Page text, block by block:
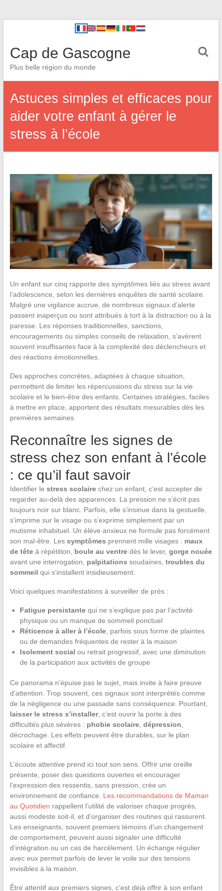
Cap de Gascogne
Plus belle région du monde
Astuces simples et efficaces pour
aider votre enfant à gérer le
stress à l’école
Un enfant sur cinq rapporte des symptômes liés au stress avant
l’adolescence, selon les dernières enquêtes de santé scolaire.
Malgré une vigilance accrue, de nombreux signaux d’alerte
passent inaperçus ou sont attribués à tort à la distraction ou à la
paresse. Les réponses traditionnelles, sanctions,
encouragements ou simples conseils de relaxation, s’avèrent
souvent insuffisantes face à la complexité des déclencheurs et
des réactions émotionnelles.
Des approches concrètes, adaptées à chaque situation,
permettent de limiter les répercussions du stress sur la vie
scolaire et le bien-être des enfants. Certaines stratégies, faciles
à mettre en place, apportent des résultats mesurables dès les
premières semaines.
Reconnaître les signes de
stress chez son enfant à l’école
: ce qu’il faut savoir
Identifier le stress scolairechez un enfant, c’est accepter de
regarder au-delà des apparences. La pression ne s’écrit pas
toujours noir sur blanc. Parfois, elle s’insinue dans la gestuelle,
s’imprime sur le visage ou s’exprime simplement par un
mutisme inhabituel. Un élève anxieux ne formule pas forcément
son mal-être. Les symptômes prennent mille visages : maux
de têteà répétition, boule au ventredès le lever, gorge nouée
avant une interrogation, palpitations soudaines, troubles du
sommeil qui s’installent insidieusement.
Voici quelques manifestations à surveiller de près :
Fatigue persistantequi ne s’explique pas par l’activité
physique ou un manque de sommeil ponctuel
Réticence à aller à l’école, parfois sous forme de plaintes
ou de demandes fréquentes de rester à la maison
Isolement social ou retrait progressif, avec une diminution
de la participation aux activités de groupe
Ce panorama n’épuise pas le sujet, mais invite à faire preuve
d’attention. Trop souvent, ces signaux sont interprétés comme
de la négligence ou une passade sans conséquence. Pourtant,
laisser le stress s’installer, c’est ouvrir la porte à des
difficultés plus sévères : phobie scolaire, dépression
décrochage. Les effets peuvent être durables, sur le plan
scolaire et affectif.
L’écoute attentive prend ici tout son sens. Offrir une oreille
présente, poser des questions ouvertes et encourager
l’expression des ressentis, sans pression, crée un
environnement de confiance. Les recommandations de Maman
au Quotidien rappellent l’utilité de valoriser chaque progrès,
aussi modeste soit-il, et d’organiser des routines qui rassurent.
Les enseignants, souvent premiers témoins d’un changement
de comportement, peuvent aussi signaler une difficulté
d’intégration ou un cas de harcèlement. Un échange régulier
avec eux permet parfois de lever le voile sur des tensions
invisibles à la maison.
Être attentif aux premiers signes, c’est déjà offrir à son enfant